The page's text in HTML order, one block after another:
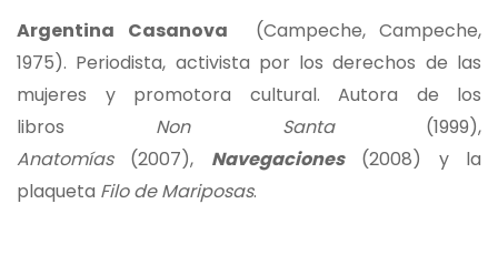
Argentina Casanova (Campeche, Campeche,
1975). Periodista, activista por los derechos de las
mujeres y promotora cultural. Autora de los
libros Non Santa(1999),
Anatomías(2007), Navegaciones(2008) y la
plaqueta Filo de Mariposas.